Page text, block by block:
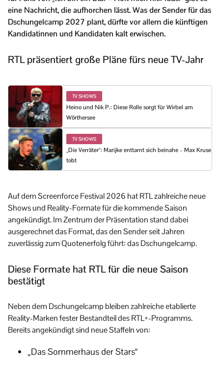
eine Nachricht, die aufhorchen lässt. Was der Sender für das
Dschungelcamp 2027 plant, dürfte vor allem die künftigen
Kandidatinnen und Kandidaten kalt erwischen.
RTL präsentiert große Pläne fürs neue TV-Jahr
TV SHOWS
Heino und Nik P.: Diese Rolle sorgt für Wirbel am
Wörthersee
TV SHOWS
„Die Verräter“: Marijke enttarnt sich beinahe – Max Kruse
tobt
Auf dem Screenforce Festival 2026 hat RTL zahlreiche neue
Shows und Reality-Formate für die kommende Saison
angekündigt. Im Zentrum der Präsentation stand dabei
ausgerechnet das Format, das den Sender seit Jahren
zuverlässig zum Quotenerfolg führt: das Dschungelcamp.
Diese Formate hat RTL für die neue Saison
bestätigt
Neben dem Dschungelcamp bleiben zahlreiche etablierte
Reality-Marken fester Bestandteil des RTL+-Programms.
Bereits angekündigt sind neue Staffeln von:
„Das Sommerhaus der Stars“